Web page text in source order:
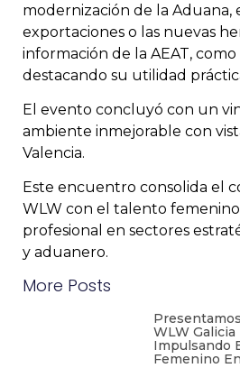
modernización de la Aduana,
exportaciones o las nuevas
información de la AEAT,
destacando su utilidad
El evento concluyó con un
ambiente inmejorable con
Valencia.
Este encuentro consolida el
WLW con el talento
profesional en sectores
y aduanero.
More Posts
WLW Galicia
Impulsando
Femenino